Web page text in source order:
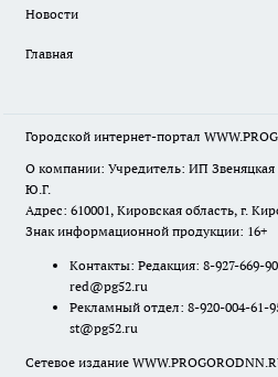
Новости
Главная
Городской интернет-портал
О компании: Учредитель: ИП Звеняцкая
Ю.Г.
Адрес: 610001, Кировская область, г.
Знак информационной продукции: 16+
Контакты: Редакция: 8-927-669-
red@pg52.ru
Рекламный отдел: 8-920-004-61-
st@pg52.ru
Сетевое издание